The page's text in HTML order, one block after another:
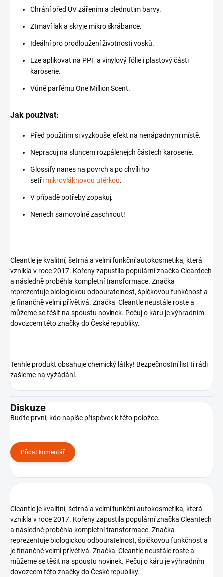
Chrání před UV zářenim a blednutim barvy.
Ztmaví lak a skryje mikro škrábance.
Ideální pro prodloužení životnosti vosků.
Lze aplikovat na PPF a vinylový fólie i plastový části
karoserie.
Vůně parfému One Million Scent.
Jak používat:
Před použitim si vyzkoušej efekt na nenápadnym místě.
Nepracuj na sluncem rozpálenejch částech karoserie.
Glossify nanes na povrch a po chvíli ho
setři mikrovláknovou utěrkou.
V případě potřeby zopakuj.
Nenech samovolně zaschnout!
Cleantle je kvalitní, šetrná a velmi funkční autokosmetika, která
vznikla v roce 2017. Kořeny zapustila populární značka Cleantech
a následně proběhla kompletní transformace. Značka
reprezentuje biologickou odbouratelnost, špičkovou funkčnost a
je finančně velmi přívětivá. Značka Cleantle neustále roste a
můžeme se těšit na spoustu novinek. Pečuj o káru je výhradním
dovozcem této značky do České republiky.
Tenhle produkt obsahuje chemický látky! Bezpečnostní list ti rádi
zašleme na vyžádání.
Diskuze
Buďte první, kdo napíše příspěvek k této položce.
Přidat komentář
Cleantle je kvalitní, šetrná a velmi funkční autokosmetika, která
vznikla v roce 2017. Kořeny zapustila populární značka Cleantech
a následně proběhla kompletní transformace. Značka
reprezentuje biologickou odbouratelnost, špičkovou funkčnost a
je finančně velmi přívětivá. Značka Cleantle neustále roste a
můžeme se těšit na spoustu novinek. Pečuj o káru je výhradním
dovozcem této značky do České republiky.